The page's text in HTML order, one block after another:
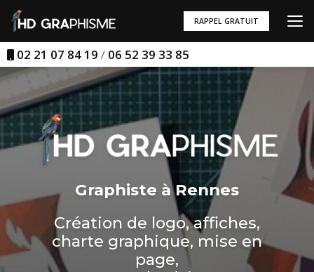
au
contenu
principal
02 21 07 84 19 / 06 52 39 33 85
RAPPEL GRATUIT
Graphiste à Rennes
Création de logo, affiches,
charte graphique, mise en
page,